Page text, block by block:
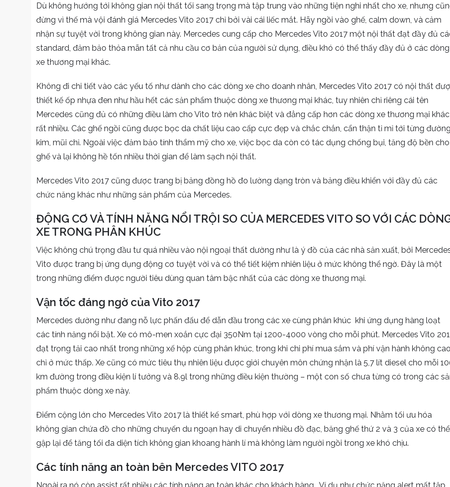
Dù không hướng tới không gian nội thất tối sang trọng mà tập trung vào những tiện nghi nhất cho xe, nhưng
đừng vì thế mà vội đánh giá Mercedes Vito 2017 chỉ bởi vài cái liếc mắt. Hãy ngồi vào ghế, calm down, và cảm
nhận sự tuyệt vời trong không gian này. Mercedes cung cấp cho Mercedes Vito 2017 một nội thất đạt đầy đủ
standard, đảm bảo thỏa mãn tất cả nhu cầu cơ bản của người sử dụng, điều khó có thể thấy đầy đủ ở các dòng
xe thương mại khác.
Không đi chi tiết vào các yếu tố như dành cho các dòng xe cho doanh nhân, Mercedes Vito 2017 có nội thất
thiết kế ốp nhựa đen như hầu hết các sản phẩm thuộc dòng xe thương mại khác, tuy nhiên chỉ riêng cái tên
Mercedes cũng đủ có những điều làm cho Vito trở nên khác biệt và đẳng cấp hơn các dòng xe thương mại khác
rất nhiều. Các ghế ngồi cũng được bọc da chất liệu cao cấp cực đẹp và chắc chắn, cẩn thận tỉ mỉ tới từng đường
kim, mũi chỉ. Ngoài việc đảm bảo tính thẩm mỹ cho xe, việc bọc da còn có tác dụng chống bụi, tăng độ bền cho
ghế và lại không hề tốn nhiều thời gian để làm sạch nội thất.
Mercedes Vito 2017 cũng được trang bị bảng đồng hồ đo lường dạng tròn và bảng điều khiển với đầy đủ các
chức năng khác như những sản phẩm của Mercedes.
ĐỘNG CƠ VÀ TÍNH NĂNG NỔI TRỘI SO CỦA MERCEDES VITO SO VỚI CÁC
XE TRONG PHÂN KHÚC
Việc không chú trọng đầu tư quá nhiều vào nội ngoại thất dường như là ý đồ của các nhà sản xuất, bởi
Vito được trang bị ứng dụng động cơ tuyệt vời và có thể tiết kiệm nhiên liệu ở mức không thể ngờ. Đây là một
trong những điểm được người tiêu dùng quan tâm bậc nhất của các dòng xe thương mại.
Vận tốc đáng ngờ của Vito 2017
Mercedes dường như đang nỗ lực phấn đấu để dẫn đầu trong các xe cùng phân khúc khi ứng dụng hàng loạt
các tính năng nổi bật. Xe có mô-men xoắn cực đại 350Nm tại 1200-4000 vòng cho mỗi phút. Mercedes Vito
đạt trọng tải cao nhất trong những xế hộp cùng phân khúc, trong khi chi phí mua sắm và phí vận hành không cao,
chỉ ở mức thấp. Xe cũng có mức tiêu thụ nhiên liệu được giới chuyên môn chứng nhận là 5,7 lít diesel cho mỗi
km đường trong điều kiện lí tưởng và 8.9l trong những điều kiện thường – một con số chưa từng có trong các
phẩm thuộc dòng xe này.
Điểm cộng lớn cho Mercedes Vito 2017 là thiết kế smart, phù hợp với dòng xe thương mại. Nhằm tối ưu hóa
không gian chứa đồ cho những chuyến du ngoạn hay di chuyển nhiều đồ đạc, băng ghế thứ 2 và 3 của xe có thể
gập lại để tăng tối đa diện tích không gian khoang hành lí mà không làm người ngồi trong xe khó chịu.
Các tính năng an toàn bên Mercedes VITO 2017
Ngoài ra nó còn assist rất nhiều các tính năng an toàn khác cho khách hàng. Ví dụ như chức năng alert mất tập